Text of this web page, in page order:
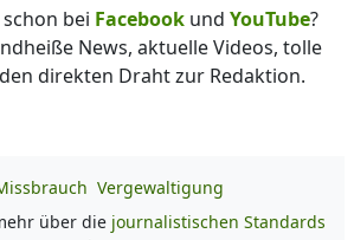
schon bei Facebook und YouTube?
News, aktuelle Videos, tolle
direkten Draht zur Redaktion.
Vergewaltigung
über die journalistischen Standards